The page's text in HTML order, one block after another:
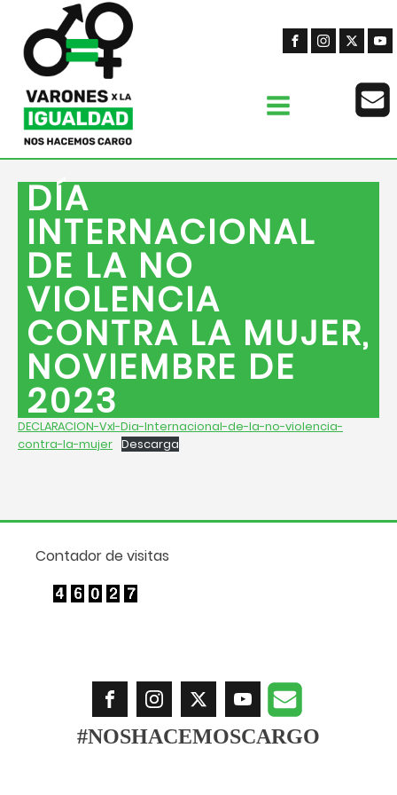
DÍA
INTERNACIONAL
DE LA NO
VIOLENCIA
CONTRA LA MUJER,
NOVIEMBRE DE
2023
DECLARACION-VxI-Dia-Internacional-de-la-no-violencia-
contra-la-mujer Descarga
Contador de visitas
#NOSHACEMOSCARGO